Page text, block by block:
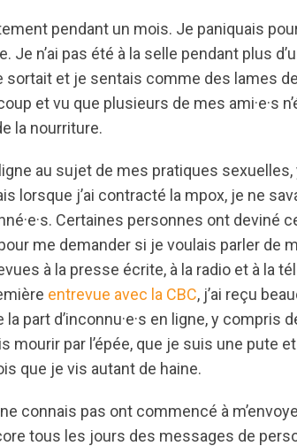
pendant un mois. Je paniquais
n’ai pas été à la selle pendant plus
sortait et je sentais comme des lames
et vu que plusieurs de mes ami·e·s
la nourriture.
au sujet de mes pratiques
lorsque j’ai contracté la mpox, je ne
Certaines personnes ont deviné
me demander si je voulais parler de
à la presse écrite, à la radio et à la
entrevue avec la CBC, j’ai reçu
part d’inconnu·e·s en ligne, y compris
par l’épée, que je suis une pute et
que je vis autant de haine.
connais pas ont commencé à
tous les jours des messages de